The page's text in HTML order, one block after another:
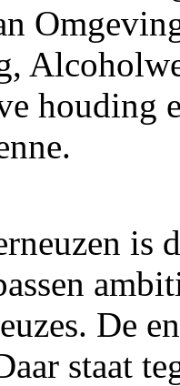
houding
is
De
staat